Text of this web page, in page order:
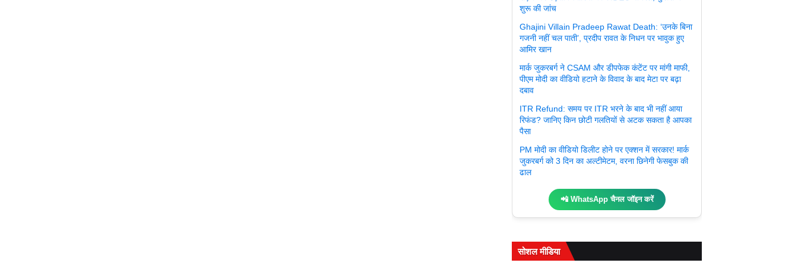
शुरू की जांच
Ghajini Villain Pradeep Rawat Death: ‘उनके बिना
गजनी नहीं चल पाती’, प्रदीप रावत के निधन पर भावुक हुए
आमिर खान
मार्क जुकरबर्ग ने CSAM और डीपफेक कंटेंट पर मांगी माफी,
पीएम मोदी का वीडियो हटाने के विवाद के बाद मेटा पर बढ़ा
दबाव
ITR Refund: समय पर ITR भरने के बाद भी नहीं आया
रिफंड? जानिए किन छोटी गलतियों से अटक सकता है आपका
पैसा
PM मोदी का वीडियो डिलीट होने पर एक्शन में सरकार! मार्क
जुकरबर्ग को 3 दिन का अल्टीमेटम, वरना छिनेगी फेसबुक की
ढाल
📲 WhatsApp चैनल जॉइन करें
सोशल मीडिया